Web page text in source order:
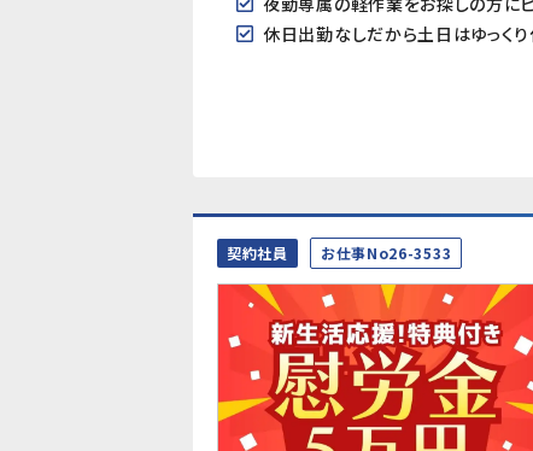
休日出勤なしだから土日はゆっく
契約社員 お仕事No26-3533